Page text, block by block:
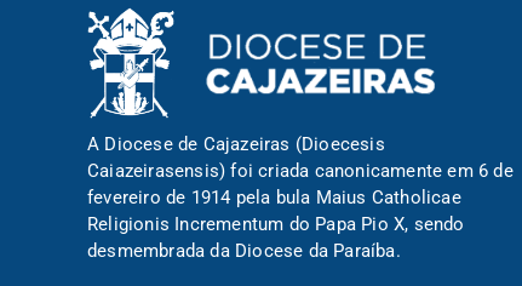
A Diocese de Cajazeiras (Dioecesis
Caiazeirasensis) foi criada canonicamente em 6 de
fevereiro de 1914 pela bula Maius Catholicae
Religionis Incrementum do Papa Pio X, sendo
desmembrada da Diocese da Paraíba.